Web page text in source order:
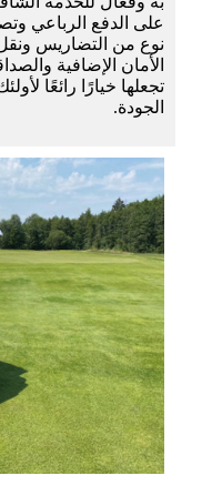
على الدفع الرباعي
نوع من التضاريس ونقل
الأمان الإضافية
الجودة.